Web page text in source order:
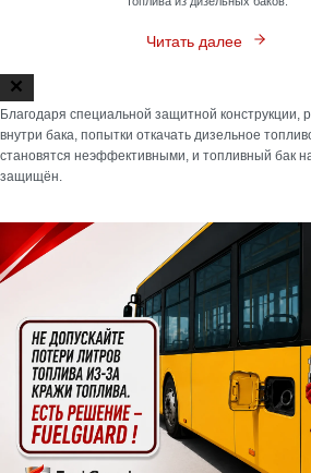
Продукция Fuel Guard — замки
баков — обеспечивают надежную защиту
Продукты безопасности топливных
разработаны для предотвращения
Читать далее
Благодаря специальной защитной
внутри бака, попытки откачать дизельное
становятся неэффективными, и топливный
защищён.